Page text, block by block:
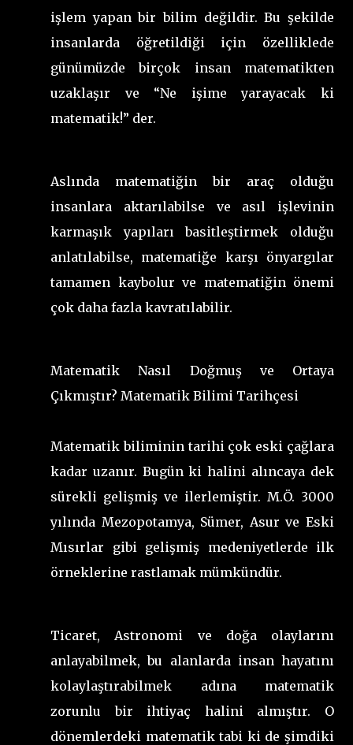
işlem yapan bir bilim değildir. Bu şekilde
insanlarda öğretildiği için özelliklede
günümüzde birçok insan matematikten
uzaklaşır ve “Ne işime yarayacak ki
matematik!” der.
Aslında matematiğin bir araç olduğu
insanlara aktarılabilse ve asıl işlevinin
karmaşık yapıları basitleştirmek olduğu
anlatılabilse, matematiğe karşı önyargılar
tamamen kaybolur ve matematiğin önemi
çok daha fazla kavratılabilir.
Matematik Nasıl Doğmuş ve Ortaya
Çıkmıştır? Matematik Bilimi Tarihçesi
Matematik biliminin tarihi çok eski çağlara
kadar uzanır. Bugün ki halini alıncaya dek
sürekli gelişmiş ve ilerlemiştir. M.Ö. 3000
yılında Mezopotamya, Sümer, Asur ve Eski
Mısırlar gibi gelişmiş medeniyetlerde ilk
örneklerine rastlamak mümkündür.
Ticaret, Astronomi ve doğa olaylarını
anlayabilmek, bu alanlarda insan hayatını
kolaylaştırabilmek adına matematik
zorunlu bir ihtiyaç halini almıştır. O
dönemlerdeki matematik tabi ki de şimdiki